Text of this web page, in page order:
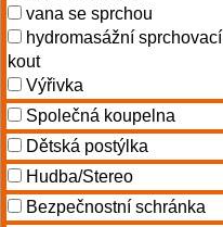
vana se sprchou
hydromasážní sprchovací
kout
Výřivka
Společná koupelna
Dětská postýlka
Hudba/Stereo
Bezpečnostní schránka